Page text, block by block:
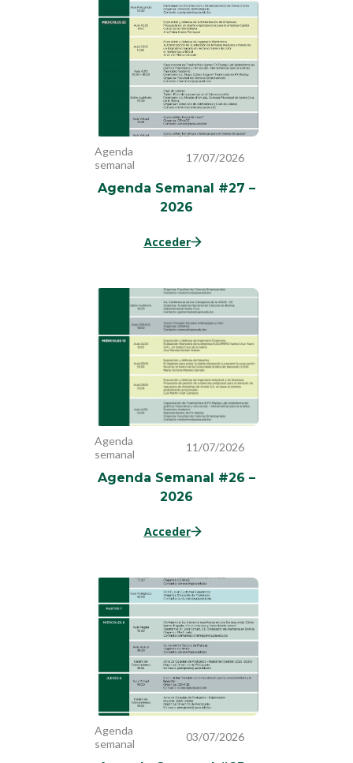
Agenda
semanal
17/07/2026
Agenda Semanal #27 –
2026
Acceder
Agenda
semanal
11/07/2026
Agenda Semanal #26 –
2026
Acceder
Agenda
semanal
03/07/2026